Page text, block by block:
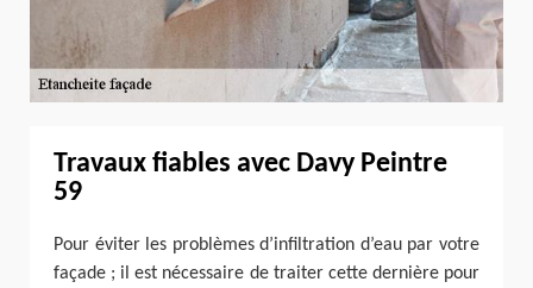
Travaux fiables avec Davy Peintre
59
Pour éviter les problèmes d’infiltration d’eau par votre
façade ; il est nécessaire de traiter cette dernière pour